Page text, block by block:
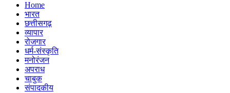
Home
भारत
छत्तीसगढ़
व्यापार
रोजगार
धर्म-संस्कृति
मनोरंजन
अपराध
चाबुक
संपादकीय